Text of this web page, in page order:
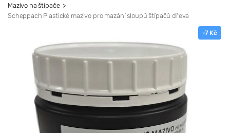
Mazivo na štípače
Scheppach Plastické mazivo pro mazání sloupů štípačů dřeva
-7 Kč